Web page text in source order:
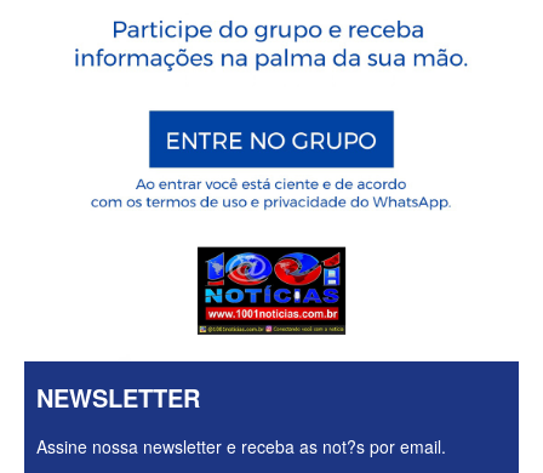
NEWSLETTER
Assine nossa newsletter e receba as not?s por email.